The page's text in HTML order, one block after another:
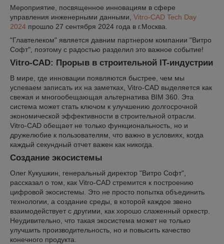
Мероприятие, посвященное инновациям в сфере
управления инженерными данными, Vitro-CAD Tech Day
2024 прошло 27 сентября 2024 года в г.Москва.
"Главтелеком" является давним партнером компании "Витро
Софт", поэтому с радостью разделил это важное событие!
Vitro-CAD: Прорыв в строительной IT-индустрии
В мире, где инновации появляются быстрее, чем мы
успеваем записать их на заметках, Vitro-CAD выделяется как
свежая и многообещающая альтернатива BIM 360. Эта
система может стать ключом к улучшению долгосрочной
экономической эффективности в строительной отрасли.
Vitro-CAD обещает не только функциональность, но и
дружелюбие к пользователям, что важно в условиях, когда
каждый секундный отчет важен как никогда.
Создание экосистемы
Олег Кукушкин, генеральный директор "Витро Софт",
рассказал о том, как Vitro-CAD стремится к построению
цифровой экосистемы. Это не просто попытка объединить
технологии, а создание среды, в которой каждое звено
взаимодействует с другими, как хорошо слаженный оркестр.
Неудивительно, что такая экосистема может не только
улучшить производительность, но и повысить качество
конечного продукта.